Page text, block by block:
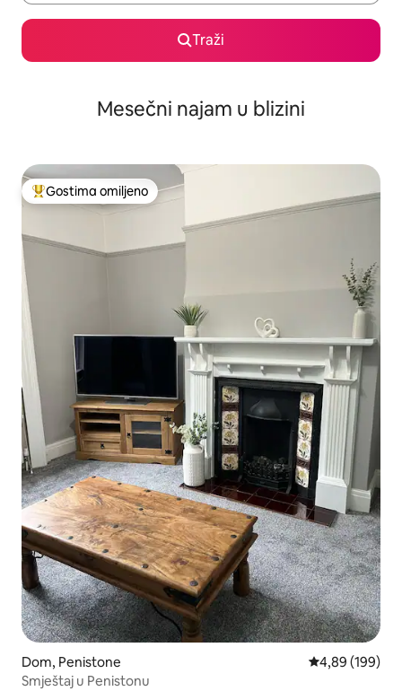
Traži
Mesečni najam u blizini
Najuspešniji među gostima omiljenim
Gostima omiljeno
Dom, Penistone Prosečna
4,89 (199)
Smještaj u Penistonu